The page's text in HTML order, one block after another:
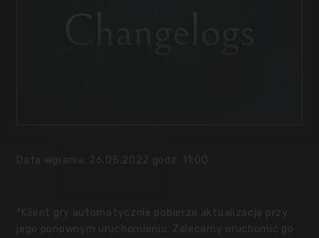
Data wgrania: 26.05.2022 godz. 11:00
*Klient gry automatycznie pobierze aktualizację przy
jego ponownym uruchomieniu. Zalecamy uruchomić go